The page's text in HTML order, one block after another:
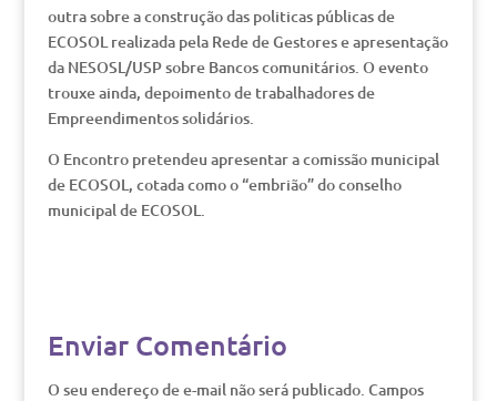
outra sobre a construção das politicas públicas de
ECOSOL realizada pela Rede de Gestores e apresentação
da NESOSL/USP sobre Bancos comunitários. O evento
trouxe ainda, depoimento de trabalhadores de
Empreendimentos solidários.
O Encontro pretendeu apresentar a comissão municipal
de ECOSOL, cotada como o “embrião” do conselho
municipal de ECOSOL.
Enviar Comentário
O seu endereço de e-mail não será publicado. Campos